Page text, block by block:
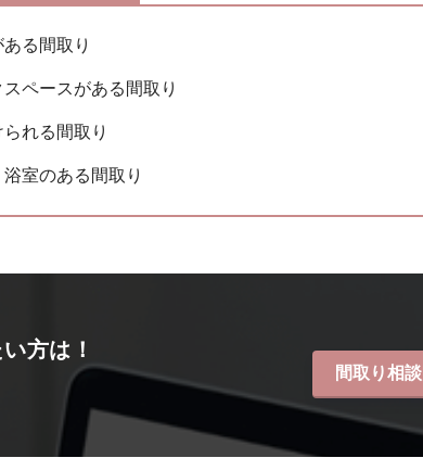
る間取り
ペースがある間取り
れる間取り
室のある間取り
方は！
間取り相